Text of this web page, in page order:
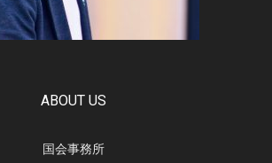
ABOUT US
国会事務所